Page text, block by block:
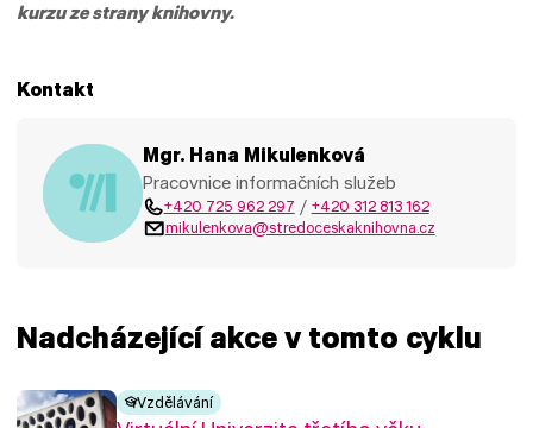
kurzu ze strany knihovny.
Kontakt
Mgr. Hana Mikulenková
Pracovnice informačních služeb
+420 725 962 297 / +420 312 813 162
mikulenkova@stredoceskaknihovna.cz
Nadcházející akce v tomto cyklu
Vzdělávání